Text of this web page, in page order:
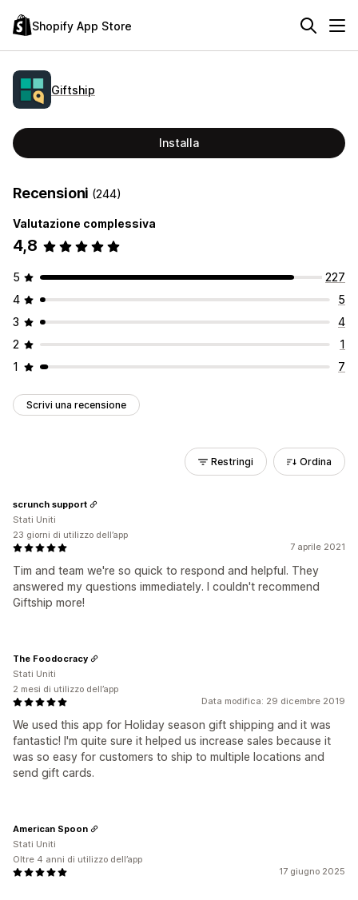
Shopify App Store
Giftship
Installa
Recensioni (244)
Valutazione complessiva
4,8
5
227
4
5
3
4
2
1
1
7
Scrivi una recensione
Restringi Ordina
7 aprile 2021
Tim and team we're so quick to respond and helpful. They
answered my questions immediately. I couldn't recommend
Giftship more!
scrunch support
Stati Uniti
23 giorni di utilizzo dell’app
Data modifica: 29 dicembre 2019
We used this app for Holiday season gift shipping and it was
fantastic! I'm quite sure it helped us increase sales because it
was so easy for customers to ship to multiple locations and
send gift cards.
The Foodocracy
Stati Uniti
2 mesi di utilizzo dell’app
17 giugno 2025
American Spoon
Stati Uniti
Oltre 4 anni di utilizzo dell’app